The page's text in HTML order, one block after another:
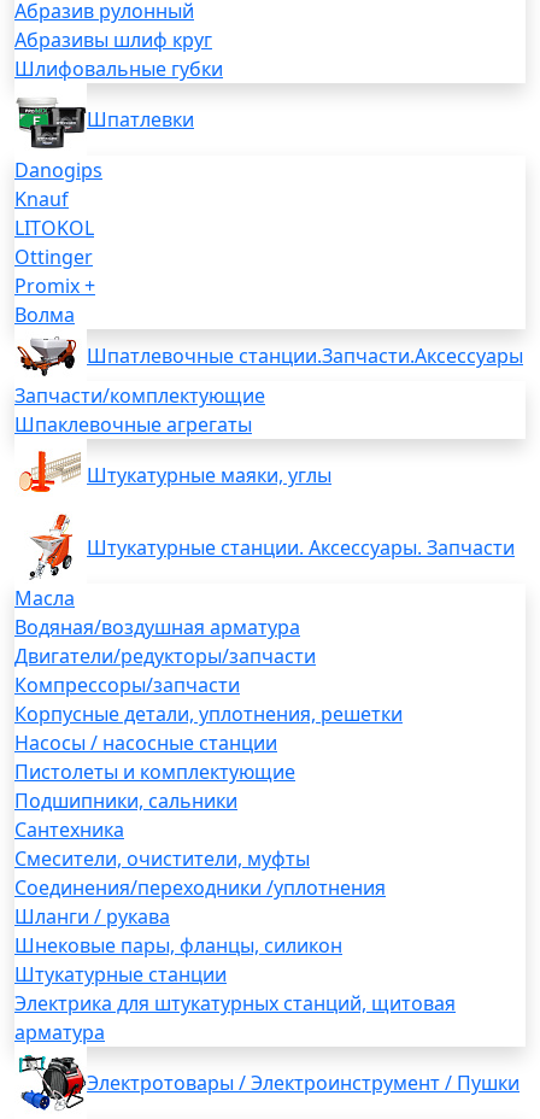
Абразив рулонный
Абразивы шлиф круг
Шлифовальные губки
Шпатлевки
Danogips
Knauf
LITOKOL
Ottinger
Promix +
Волма
Шпатлевочные станции.Запчасти.Аксессуары
Запчасти/комплектующие
Шпаклевочные агрегаты
Штукатурные маяки, углы
Штукатурные станции. Аксессуары. Запчасти
Масла
Водяная/воздушная арматура
Двигатели/редукторы/запчасти
Компрессоры/запчасти
Корпусные детали, уплотнения, решетки
Насосы / насосные станции
Пистолеты и комплектующие
Подшипники, сальники
Сантехника
Смесители, очистители, муфты
Соединения/переходники /уплотнения
Шланги / рукава
Шнековые пары, фланцы, силикон
Штукатурные станции
Электрика для штукатурных станций, щитовая
арматура
Электротовары / Электроинструмент / Пушки